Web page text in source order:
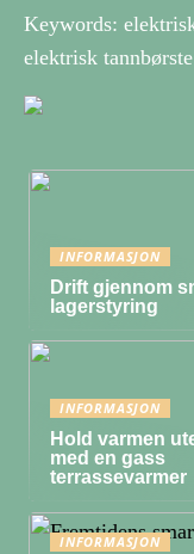
Keywords:
elektrisk tannbørste
INFORMASJON
Drift gjennom
lagerstyring
INFORMASJON
Hold varmen
med en gass
terrassevarmer
INFORMASJON